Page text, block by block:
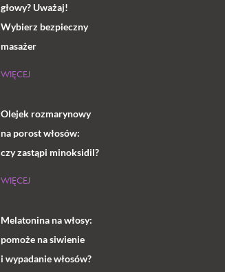
głowy? Uważaj!
Wybierz bezpieczny
masażer
WIĘCEJ
Olejek rozmarynowy
na porost włosów:
czy zastąpi minoksidil?
WIĘCEJ
Melatonina na włosy:
pomoże na siwienie
i wypadanie włosów?